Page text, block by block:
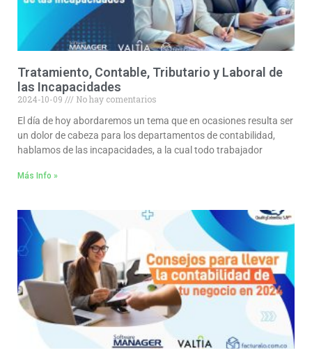
Tratamiento, Contable, Tributario y Laboral de
las Incapacidades
2024-10-09
No hay comentarios
El día de hoy abordaremos un tema que en ocasiones resulta ser
un dolor de cabeza para los departamentos de contabilidad,
hablamos de las incapacidades, a la cual todo trabajador
Más Info »